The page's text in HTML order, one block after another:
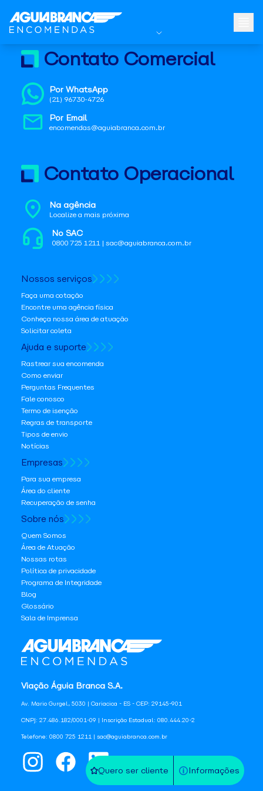
Quero ser cliente Informações
Viação Águia Branca S.A.
Av. Mario Gurgel, 5030 | Cariacica - ES - CEP: 29145-901
CNPJ: 27.486.182/0001-09 | Inscrição Estadual: 080.444.20-2
Telefone: 0800 725 1211 | sac@aguiabranca.com.br
Contato Comercial
Por WhatsApp
(21) 96730-4726
Por Email
encomendas@aguiabranca.com.br
Contato Operacional
Na agência
Localize a mais próxima
No SAC
0800 725 1211 | sac@aguiabranca.com.br
Nossos serviços
Faça uma cotação
Encontre uma agência física
Conheça nossa área de atuação
Solicitar coleta
Ajuda e suporte
Rastrear sua encomenda
Como enviar
Perguntas Frequentes
Fale conosco
Termo de isenção
Regras de transporte
Tipos de envio
Notícias
Empresas
Para sua empresa
Área do cliente
Recuperação de senha
Sobre nós
Quem Somos
Área de Atuação
Nossas rotas
Política de privacidade
Programa de Integridade
Blog
Glossário
Sala de Imprensa